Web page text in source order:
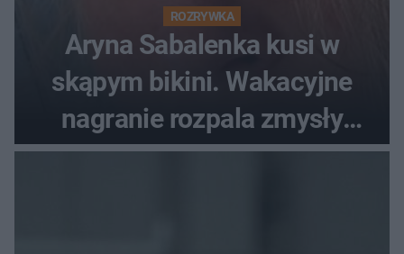
ROZRYWKA
Aryna Sabalenka kusi w
skąpym bikini. Wakacyjne
nagranie rozpala zmysły
fanów